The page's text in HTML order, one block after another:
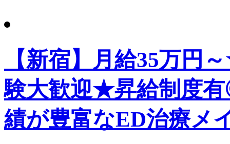
【新宿】月給35万円
験大歓迎★昇給制度
績が豊富なED治療メ